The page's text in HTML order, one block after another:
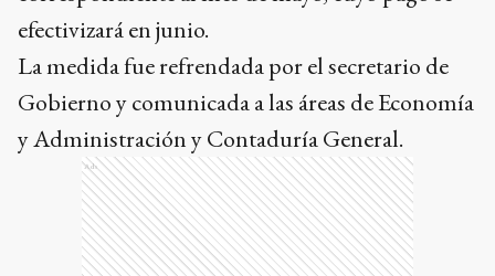
efectivizará en junio.
La medida fue refrendada por el secretario de
Gobierno y comunicada a las áreas de Economía
y Administración y Contaduría General.
Ads